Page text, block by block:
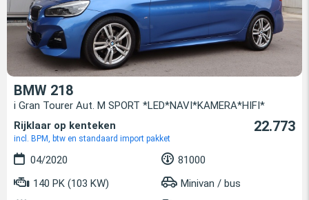
BMW 218
i Gran Tourer Aut. M SPORT *LED*NAVI*KAMERA*HIFI*
Rijklaar op kenteken
incl. BPM, btw en standaard import pakket
22.773
04/2020
81000
140 PK (103 KW)
Minivan / bus